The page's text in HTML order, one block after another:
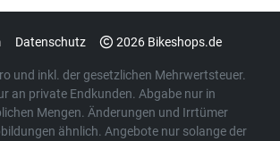
Datenschutz 2026 Bikeshops.de
und inkl. der gesetzlichen Mehrwertsteuer.
an private Endkunden. Abgabe nur in
Mengen. Änderungen und Irrtümer
ähnlich. Angebote nur solange der